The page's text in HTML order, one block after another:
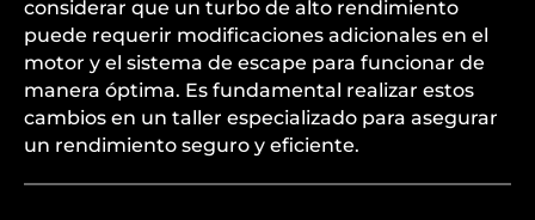
considerar que un turbo de alto rendimiento
puede requerir modificaciones adicionales en el
motor y el sistema de escape para funcionar de
manera óptima. Es fundamental realizar estos
cambios en un taller especializado para asegurar
un rendimiento seguro y eficiente.